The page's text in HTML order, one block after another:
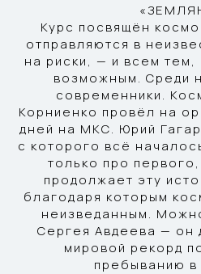
Курс посвящён
отправляются в
на риски, — и всем тем,
возможным. Среди
современники.
Корниенко провёл на
дней на МКС. Юрий
с которого всё
только про
продолжает эту
благодаря которым
неизведанным.
Сергея Авдеева — он
мировой рекорд
пребыванию